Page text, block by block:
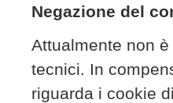
Negazione del
Attualmente non
tecnici. In
riguarda i cookie